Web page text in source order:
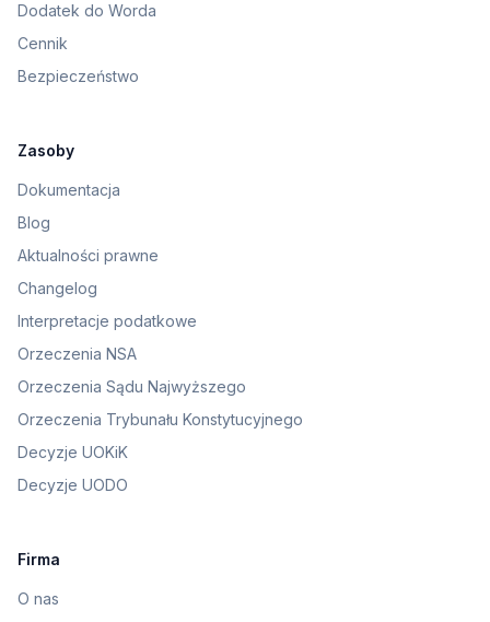
Dodatek do Worda
Cennik
Bezpieczeństwo
Zasoby
Dokumentacja
Blog
Aktualności prawne
Changelog
Interpretacje podatkowe
Orzeczenia NSA
Orzeczenia Sądu Najwyższego
Orzeczenia Trybunału Konstytucyjnego
Decyzje UOKiK
Decyzje UODO
Firma
O nas